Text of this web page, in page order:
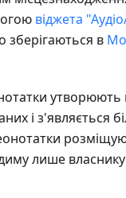
віджета
зберігаються в
і
лише